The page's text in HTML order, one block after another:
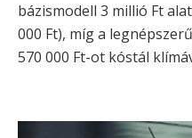
bázismodell 3 millió Ft
000 Ft), míg a
570 000 Ft-ot kóstál